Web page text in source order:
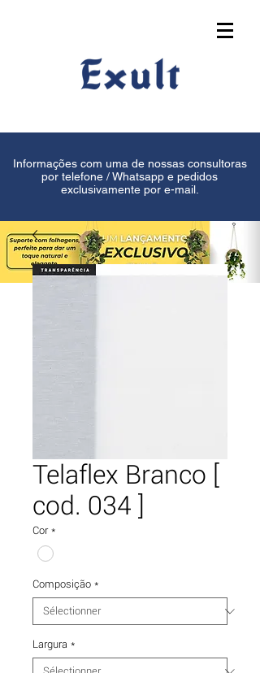
Informações com uma de nossas consultoras
por telefone / Whatsapp e pedidos
exclusivamente por e-mail.
Telaflex Branco [
cod. 034 ]
Cor *
Composição *
Largura *